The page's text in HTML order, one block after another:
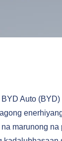
BYD Auto
marunong